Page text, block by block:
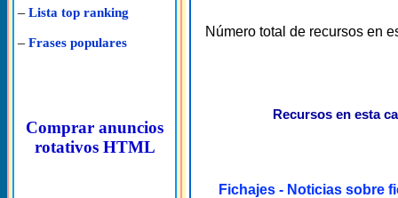
– Lista top ranking
– Frases populares
Comprar anuncios
rotativos HTML
Número total de recursos en
Recursos en esta
Fichajes - Noticias sobre